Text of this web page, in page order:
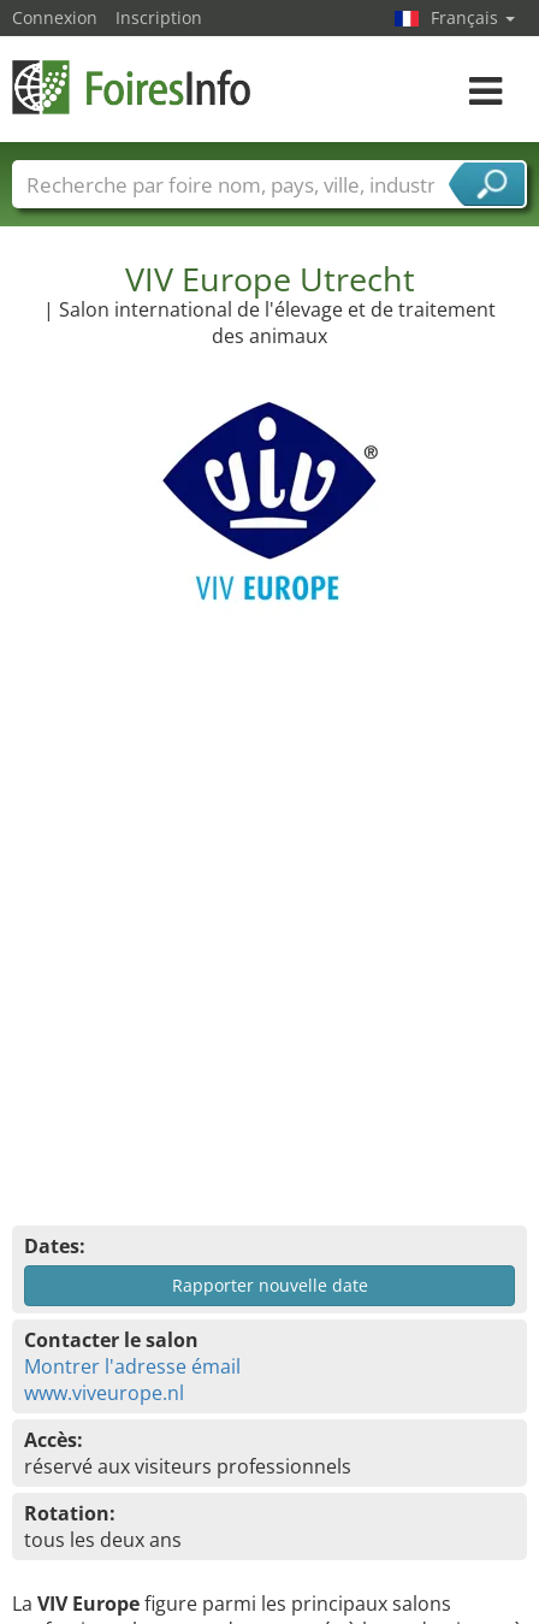
VIV Europe Utrecht
| Salon international de l'élevage et de traitement
des animaux
Dates:
Rapporter nouvelle date
Contacter le salon
Montrer l'adresse émail
www.viveurope.nl
Accès:
réservé aux visiteurs professionnels
Rotation:
tous les deux ans
La VIV Europefigure parmi les principaux salons
Connexion Inscription Français
Toggle
Foire noms Pays Villes
Secteurs de foire